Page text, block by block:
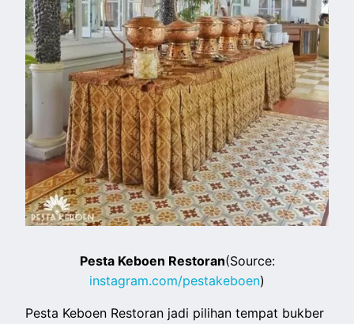
Pesta Keboen Restoran(Source:
instagram.com/pestakeboen)
Pesta Keboen Restoran jadi pilihan tempat bukber